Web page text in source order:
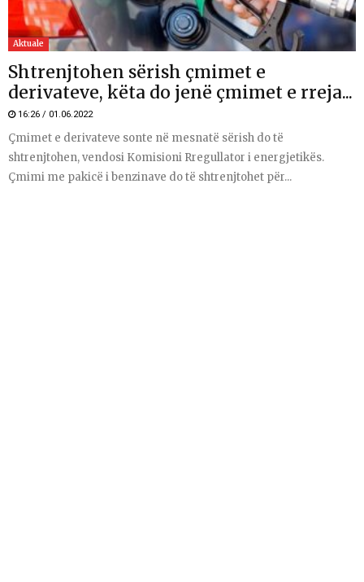
Aktuale
Shtrenjtohen sërish çmimet e
derivateve, këta do jenë çmimet e rreja...
16:26 / 01.06.2022
Çmimet e derivateve sonte në mesnatë sërish do të
shtrenjtohen, vendosi Komisioni Rregullator i energjetikës.
Çmimi me pakicë i benzinave do të shtrenjtohet për...